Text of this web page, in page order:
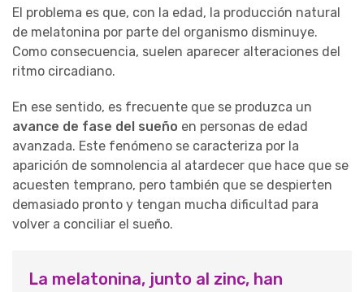
El problema es que, con la edad, la producción natural
de melatonina por parte del organismo disminuye.
Como consecuencia, suelen aparecer alteraciones del
ritmo circadiano.
En ese sentido, es frecuente que se produzca un
avance de fase del sueño en personas de edad
avanzada. Este fenómeno se caracteriza por la
aparición de somnolencia al atardecer que hace que se
acuesten temprano, pero también que se despierten
demasiado pronto y tengan mucha dificultad para
volver a conciliar el sueño.
La melatonina, junto al zinc, han